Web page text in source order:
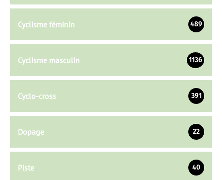
Cyclisme féminin 489
Cyclisme masculin 1136
Cyclo-cross 391
Dopage 22
Piste 40